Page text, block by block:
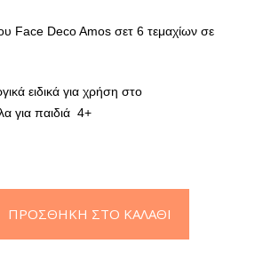
Face Deco Amos σετ 6 τεμαχίων σε
ειδικά για χρήση στο
για παιδιά 4+
ΠΡΟΣΘΉΚΗ ΣΤΟ ΚΑΛΆΘΙ